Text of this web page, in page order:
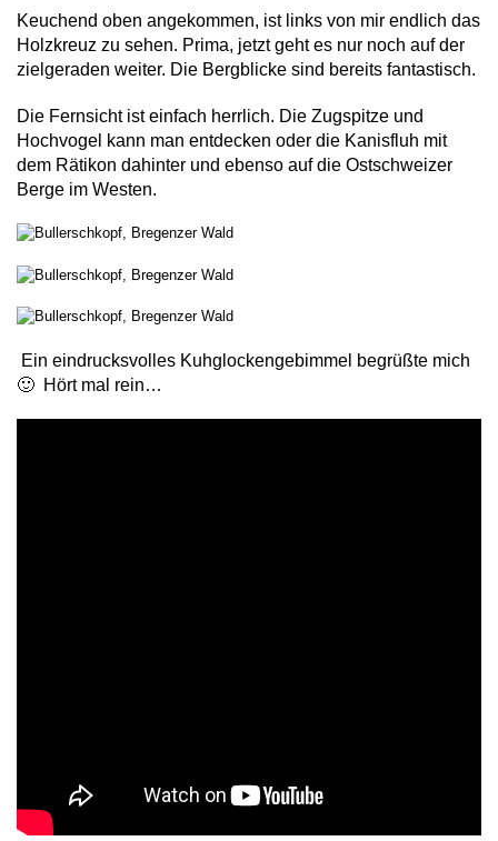
Keuchend oben angekommen, ist links von mir endlich das
Holzkreuz zu sehen. Prima, jetzt geht es nur noch auf der
zielgeraden weiter. Die Bergblicke sind bereits fantastisch.
Die Fernsicht ist einfach herrlich. Die Zugspitze und
Hochvogel kann man entdecken oder die Kanisfluh mit
dem Rätikon dahinter und ebenso auf die Ostschweizer
Berge im Westen.
Ein eindrucksvolles Kuhglockengebimmel begrüßte mich
🙂 Hört mal rein…